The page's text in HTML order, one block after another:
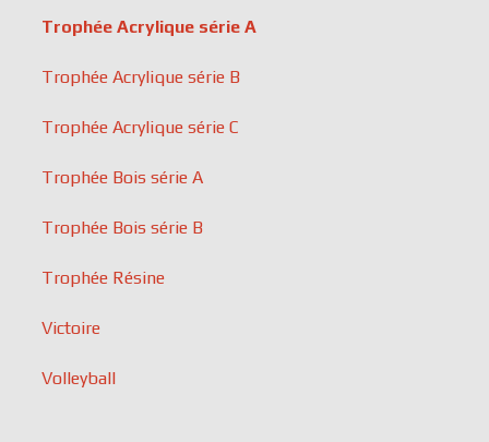
Trophée Acrylique série A
Trophée Acrylique série B
Trophée Acrylique série C
Trophée Bois série A
Trophée Bois série B
Trophée Résine
Victoire
Volleyball